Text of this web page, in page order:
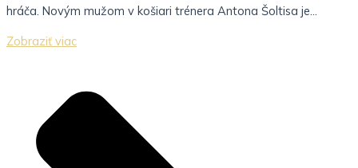
hráča. Novým mužom v košiari trénera Antona Šoltisa je...
Zobraziť viac